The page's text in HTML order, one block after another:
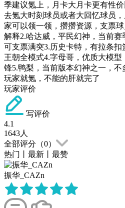
季建议氪上，月卡大月卡更有性
去氪大时刻球员或者大回忆球员
家可以领一领，攒攒资源，支票
解释2.哈达威，平民幻神，当前
可支票满突3.历史卡特，有拉条
王朝全模式4.字母哥，优质大模
锋5.鸭梨，当前版本幻神之一，
玩家就氪，不能的肝就完了
玩家评价
写评价
4.1
1643人
全部评分（0）
热门
最新 最赞
振华_CAZn